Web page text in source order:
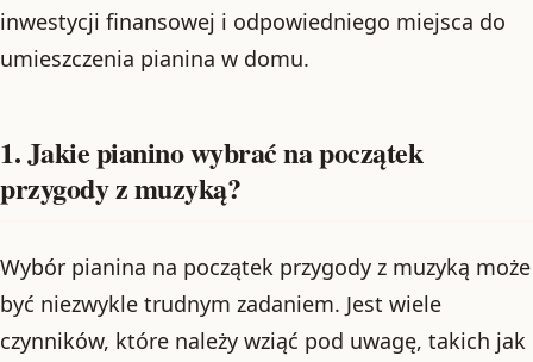
inwestycji finansowej i odpowiedniego miejsca do
umieszczenia pianina w domu.
1. Jakie pianino wybrać na początek
przygody z muzyką?
Wybór pianina na początek przygody z muzyką może
być niezwykle trudnym zadaniem. Jest wiele
czynników, które należy wziąć pod uwagę, takich jak